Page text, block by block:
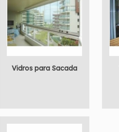
Vidros para Sacada